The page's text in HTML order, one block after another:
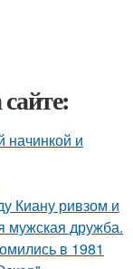
начинкой и
Киану ривзом и
мужская дружба.
в 1981